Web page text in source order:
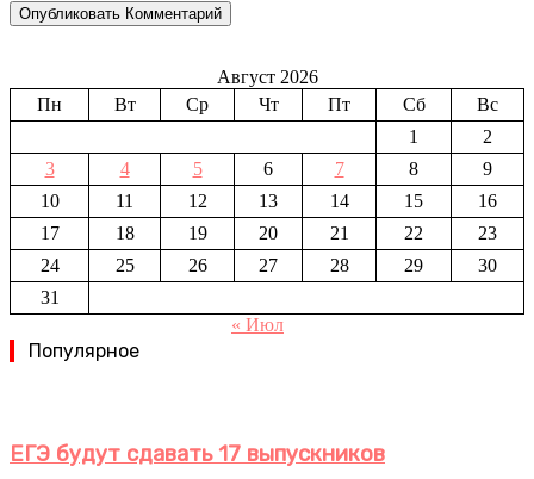
Август 2026
Пн
Вт Ср Чт Пт Сб
Вс
1
2
3
4 5 6 7 8
9
10
11 12 13 14 15
16
17
18 19 20 21 22
23
24
25 26 27 28 29
30
31
« Июл
Популярное
ЕГЭ будут сдавать 17 выпускников